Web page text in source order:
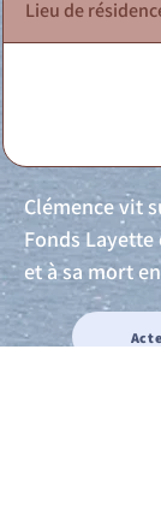
Lieu de
Clémence vit
Fonds Layette
et à sa mort